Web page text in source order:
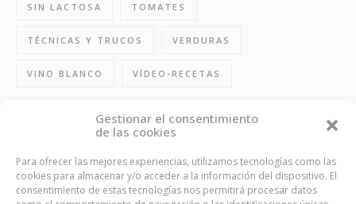
Gestionar el consentimiento
de las cookies
Para ofrecer las mejores experiencias, utilizamos tecnologías como las
cookies para almacenar y/o acceder a la información del dispositivo. El
consentimiento de estas tecnologías nos permitirá procesar datos
SIN LACTOSA TOMATES
TÉCNICAS Y TRUCOS VERDURAS
VINO BLANCO VÍDEO-RECETAS
FOLLOW US